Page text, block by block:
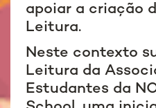
apoiar a criação
Leitura.
Neste contexto
Leitura da
Estudantes da